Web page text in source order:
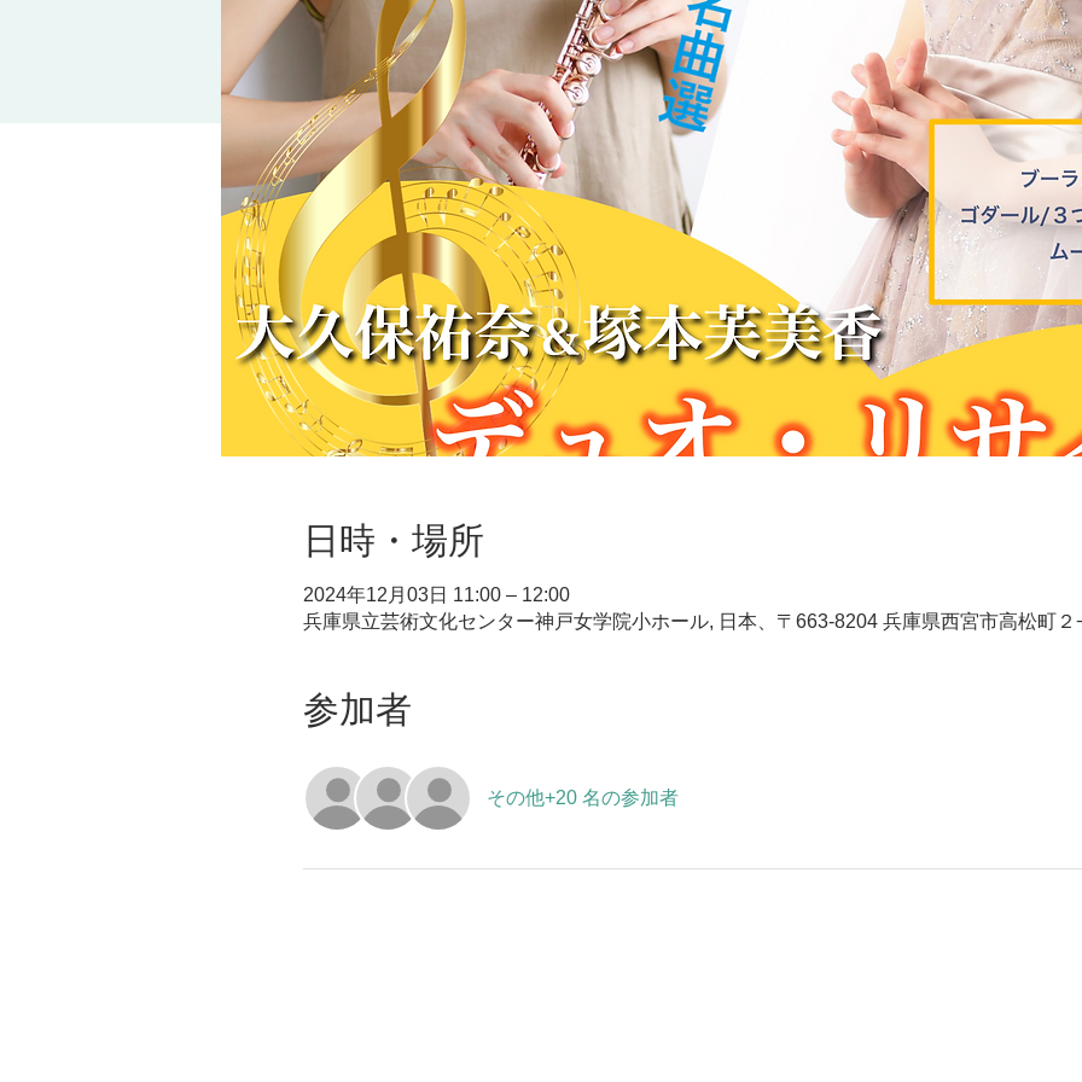
日時・場所
2024年12月03日 11:00 – 12:00
兵庫県立芸術文化センター神戸女学院小ホール, 日本、〒663-8204 兵庫県西宮市高松町２
参加者
その他+20 名の参加者